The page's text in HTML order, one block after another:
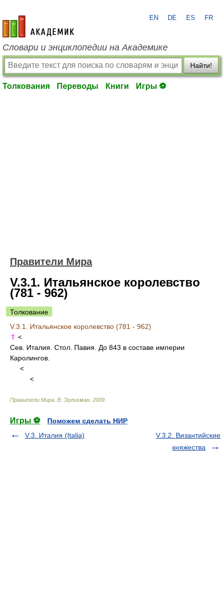
academic.ru
EN DE ES FR
Словари и энциклопедии на Академике
Найти!
Толкования Переводы Книги Игры ⚽
Правители Мира
V.3.1. Итальянское королевство
(781 - 962)
Толкование
V.3.1. Итальянское королевство (781 - 962)
⇑ <
Сев. Италия. Стол. Павия. До 843 в составе империи
Каролингов.
<
<
Правители Мира В. Эрлихман 2009
Игры ⚽
Поможем сделать НИР
V.3. Италия (Italia)
V.3.2. Византийские
княжества